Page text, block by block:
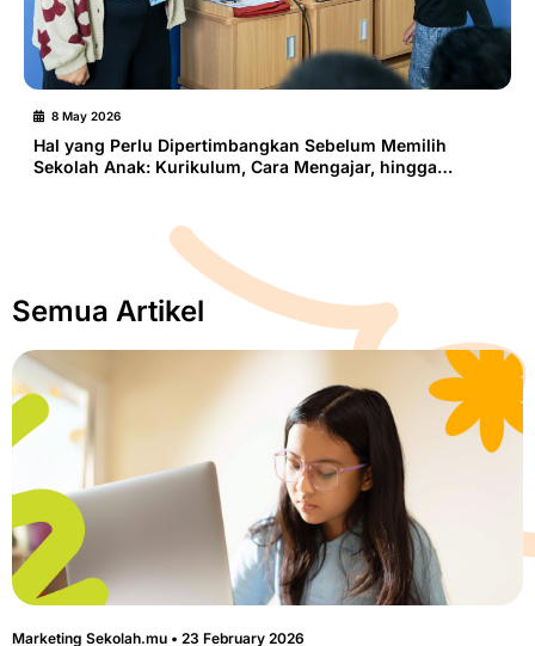
Hal yang Perlu Dipertimbangkan Sebelum Memilih
Sekolah Anak: Kurikulum, Cara Mengajar, hingga
8 May 2026
Semua Artikel
Marketing Sekolah.mu 23 February 2026